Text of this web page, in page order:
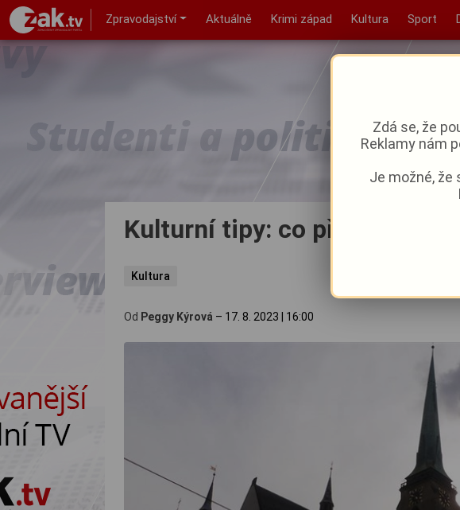
Zpravodajství Aktuálně Krimi západ Kultura Sport
Kulturní tipy: co přinese třetí
Kultura
Od Peggy Kýrová – 17. 8. 2023 16:00
Zdá se, že
Reklamy nám
Je možné, že